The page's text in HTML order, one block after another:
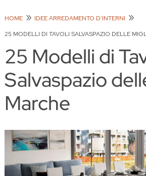
HOME
IDEE ARREDAMENTO D'INTERNI
25 MODELLI DI TAVOLI SALVASPAZIO DELLE
25 Modelli di
Salvaspazio
Marche